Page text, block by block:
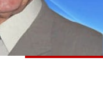
البرامج
جدول البرامج
الترددات